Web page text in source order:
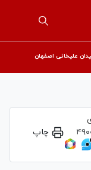
علیخانی اصفهان
چاپ